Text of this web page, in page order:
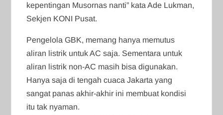
kepentingan Musornas nanti” kata Ade Lukman,
Sekjen KONI Pusat.
Pengelola GBK, memang hanya memutus
aliran listrik untuk AC saja. Sementara untuk
aliran listrik non-AC masih bisa digunakan.
Hanya saja di tengah cuaca Jakarta yang
sangat panas akhir-akhir ini membuat kondisi
itu tak nyaman.